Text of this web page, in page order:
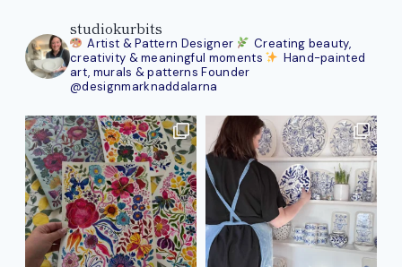
studiokurbits
Artist & Pattern Designer
Creating beauty,
creativity & meaningful moments
Hand-painted
art, murals & patterns Founder
@designmarknaddalarna